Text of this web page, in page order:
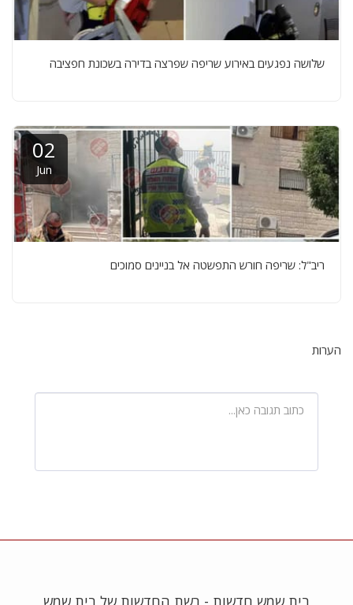
שלושה נפגעים באירוע שריפה שפרצה בדירה בשכונת חפציבה
02
Jun
ריב"ל: שריפה חורש התפשטה אל בניינים סמוכים
הערות